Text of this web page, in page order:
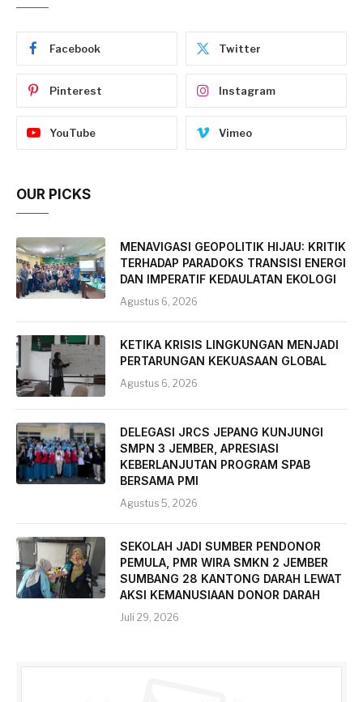
Facebook Twitter
Pinterest Instagram
YouTube Vimeo
OUR PICKS
MENAVIGASI GEOPOLITIK HIJAU: KRITIK
TERHADAP PARADOKS TRANSISI ENERGI
DAN IMPERATIF KEDAULATAN EKOLOGI
Agustus 6, 2026
KETIKA KRISIS LINGKUNGAN MENJADI
PERTARUNGAN KEKUASAAN GLOBAL
Agustus 6, 2026
DELEGASI JRCS JEPANG KUNJUNGI
SMPN 3 JEMBER, APRESIASI
KEBERLANJUTAN PROGRAM SPAB
BERSAMA PMI
Agustus 5, 2026
SEKOLAH JADI SUMBER PENDONOR
PEMULA, PMR WIRA SMKN 2 JEMBER
SUMBANG 28 KANTONG DARAH LEWAT
AKSI KEMANUSIAAN DONOR DARAH
Juli 29, 2026